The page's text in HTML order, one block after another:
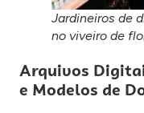
Jardineiros de
no viveiro de
Arquivos
e Modelos de